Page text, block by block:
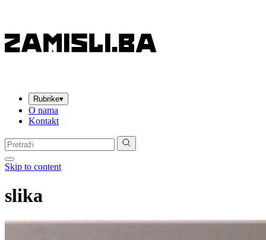
Rubrike▾
O nama
Kontakt
Pretraga:
Skip to content
slika